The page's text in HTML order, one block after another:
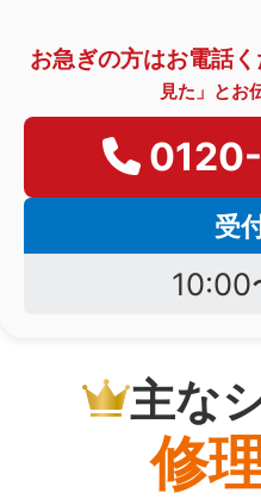
お急ぎの方はお電話く
見た」とお
受
10:00
主な
修